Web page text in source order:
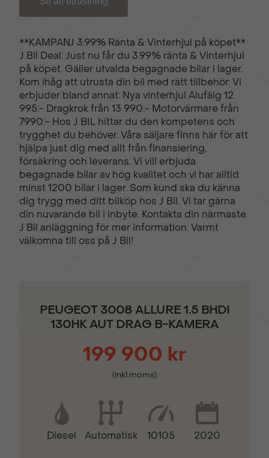
Armstöd fram
Avtagbar dragkrok Backkamera
Bluetooth - handsfree Elhissar fram och bak
Endast en tidigare
ägare
Farthållare
Filbytesvarnare Filhållsassistans
Färddator
Startsystem
Multifunktions
Mörktonade bakrutor
Navigation med
pekskärm
Parkeringssensor bak
**KAMPANJ 3.99% Ränta & Vinterhjul på köpet**
J Bil Deal: Just nu får du 3.99% ränta & Vinterhjul
på köpet. Gäller utvalda begagnade bilar i lager.
Kom ihåg att utrusta din bil med rätt tillbehör. Vi
erbjuder bland annat: Nya vinterhjul Alufälg 12
995:- Dragkrok från 13 990:- Motorvärmare från
7990:- Hos J BIL hittar du den kompetens och
trygghet du behöver. Våra säljare finns här för att
hjälpa just dig med allt från finansiering,
försäkring och leverans. Vi vill erbjuda
begagnade bilar av hög kvalitet och vi har alltid
minst 1200 bilar i lager. Som kund ska du känna
dig trygg med ditt bilköp hos J Bil. Vi tar gärna
din nuvarande bil i inbyte. Kontakta din närmaste
J Bil anläggning för mer information. Varmt
välkomna till oss på J Bil!
PEUGEOT 3008 ALLURE 1.5 BHDI
130HK AUT DRAG B-KAMERA
199 900 kr
(inkl.moms)
Diesel Automatisk 10105 2020